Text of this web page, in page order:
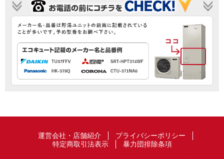
運営会社・店舗紹介
プライバシーポリシー
特定商取引法表示
暴力団排除条項